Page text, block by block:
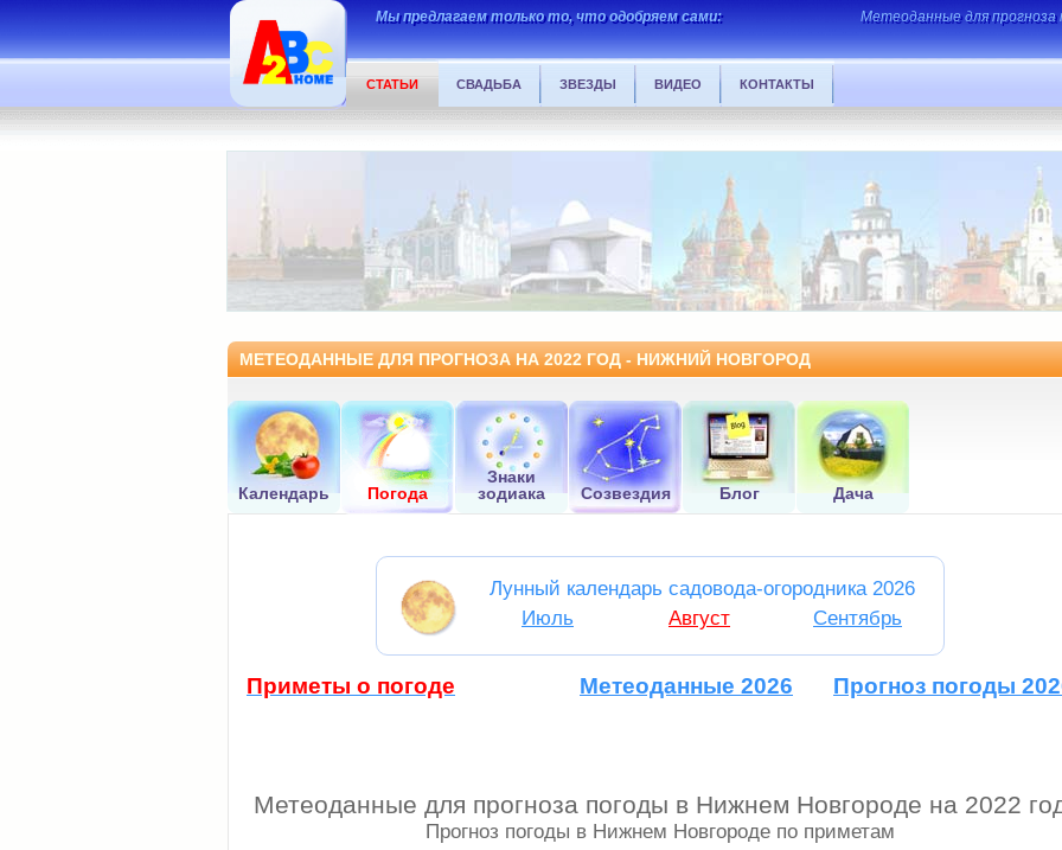
Мы предлагаем только то, что одобряем сами: Метеоданные для прогноза
СТАТЬИ СВАДЬБА ЗВЕЗДЫ ВИДЕО КОНТАКТЫ
МЕТЕОДАННЫЕ ДЛЯ ПРОГНОЗА НА 2022 ГОД - НИЖНИЙ НОВГОРОД
Календарь Погода
Знаки
зодиака
Созвездия Блог Дача
Лунный календарь садовода-огородника 2026
Июль
Август Сентябрь
Приметы о погоде Метеоданные 2026 Прогноз погоды
Метеоданные для прогноза погоды в Нижнем Новгороде на 2022
Прогноз погоды в Нижнем Новгороде по приметам